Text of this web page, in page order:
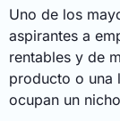
Uno de los
aspirantes a
rentables y de
producto o una
ocupan un